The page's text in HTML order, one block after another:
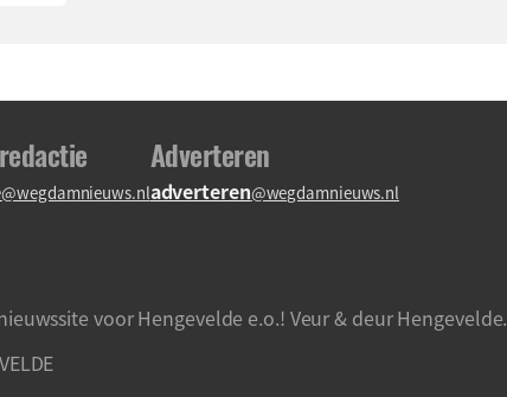
@wegdamnieuws.nl
Adverteren
adverteren@wegdamnieuws.nl
voor Hengevelde e.o.! Veur & deur Hengevelde.